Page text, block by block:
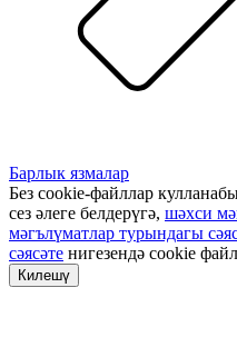
Барлык язмалар
Без cookie-файллар
сез әлеге белдерүгә, шәхси
мәгълүматлар турындагы
сәясәте нигезендә cookie
Килешү